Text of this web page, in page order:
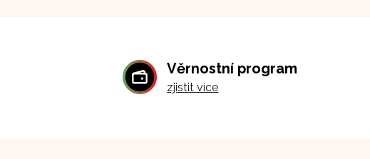
Věrnostní program
zjistit více